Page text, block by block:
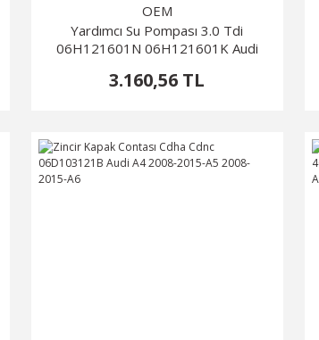
OEM
Yardımcı Su Pompası 3.0 Tdi
06H121601N 06H121601K Audi
3.160,56 TL